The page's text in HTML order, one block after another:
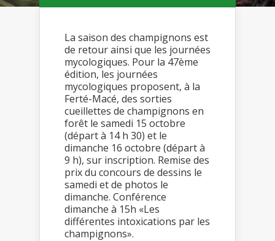
La saison des champignons est
de retour ainsi que les journées
mycologiques. Pour la 47ème
édition, les journées
mycologiques proposent, à la
Ferté-Macé, des sorties
cueillettes de champignons en
forêt le samedi 15 octobre
(départ à 14 h 30) et le
dimanche 16 octobre (départ à
9 h), sur inscription. Remise des
prix du concours de dessins le
samedi et de photos le
dimanche. Conférence
dimanche à 15h «Les
différentes intoxications par les
champignons».